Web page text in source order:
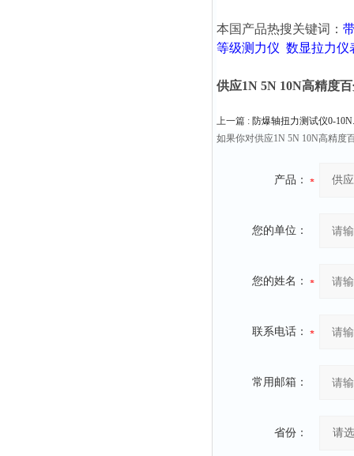
本国产品热搜关键词：
等级测力仪 数显拉力仪
供应1N 5N 10N高精度
上一篇 : 防爆轴扭力测试仪0-
如果你对供应1N 5N 10N高精度
产品：
您的单位：
您的姓名：
联系电话：
常用邮箱：
省份：